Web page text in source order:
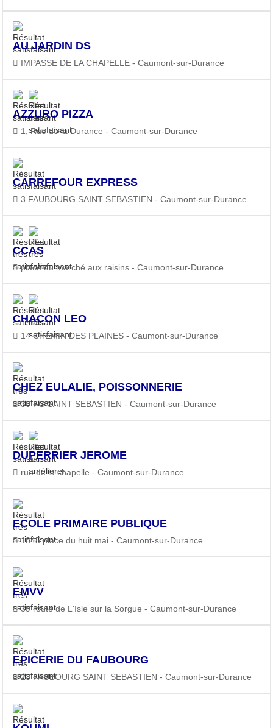
AU JARDIN DS
IMPASSE DE LA CHAPELLE - Caumont-sur-Durance
AZZURO PIZZA
1, Rue de la Durance - Caumont-sur-Durance
CARREFOUR EXPRESS
3 FAUBOURG SAINT SEBASTIEN - Caumont-sur-Durance
CCAS
place du marché aux raisins - Caumont-sur-Durance
CHACON LEO
14 CHEMIN DES PLAINES - Caumont-sur-Durance
CHEZ EULALIE, POISSONNERIE
30 FG SAINT SEBASTIEN - Caumont-sur-Durance
DUPERRIER JEROME
rue de la chapelle - Caumont-sur-Durance
ECOLE PRIMAIRE PUBLIQUE
1845 place du huit mai - Caumont-sur-Durance
EMVV
39 route de L'Isle sur la Sorgue - Caumont-sur-Durance
EPICERIE DU FAUBOURG
23 FAUBOURG SAINT SEBASTIEN - Caumont-sur-Durance